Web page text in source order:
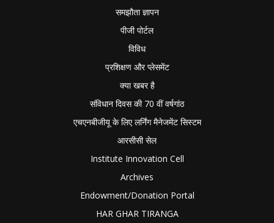
समझौता ज्ञापन
पीजी पोर्टल
विविध
प्रशिक्षण और प्लेसमेंट
क्या खबर है
संविधान दिवस की 70 वीं वर्षगांठ
एचएनबीजीयू के लिए लर्निंग मैनेजमेंट सिस्टम
आरसीसी सेल
Institute Innovation Cell
Archives
Endowment/Donation Portal
HAR GHAR TIRANGA